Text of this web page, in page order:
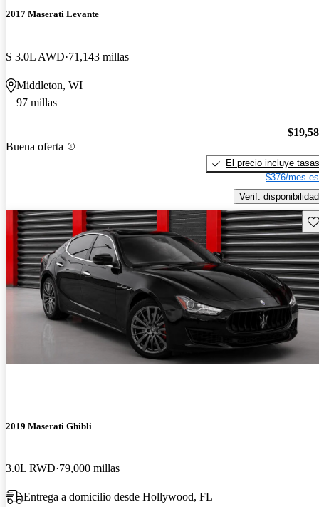
2017 Maserati Levante
S 3.0L AWD 71,143 millas
Middleton, WI
97 millas
Buena oferta
El precio incluye tasas
$376/mes
Verif. disponibilidad
2019 Maserati Ghibli
3.0L RWD 79,000 millas
Entrega a domicilio desde Hollywood, FL